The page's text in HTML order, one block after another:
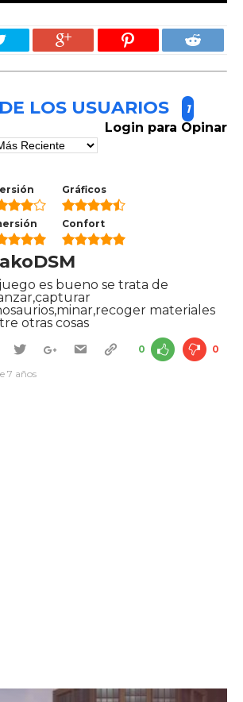
LOS USUARIOS 1
Login para Opinar
Gráficos
Confort
es bueno se trata de
materiales
otras cosas
0 0
7 años